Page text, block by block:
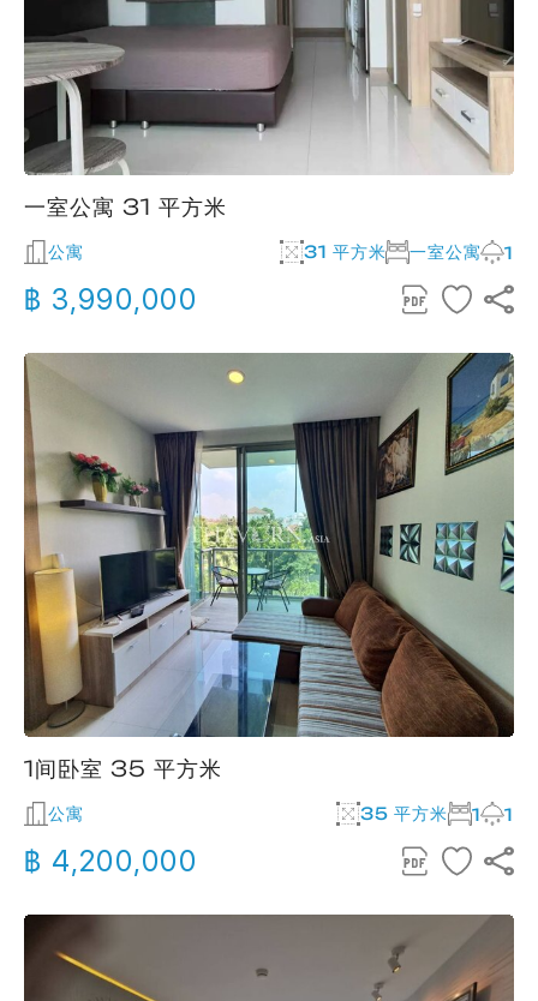
一室公寓 31 平方米
公寓 31 平方米 一室公寓 1
฿ 3,990,000
1间卧室 35 平方米
公寓 35 平方米 1 1
฿ 4,200,000